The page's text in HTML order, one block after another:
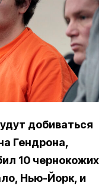
добиваться
Гендрона,
10 чернокожих
Нью-Йорк, и